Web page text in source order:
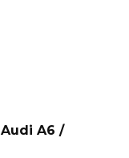
A6 /